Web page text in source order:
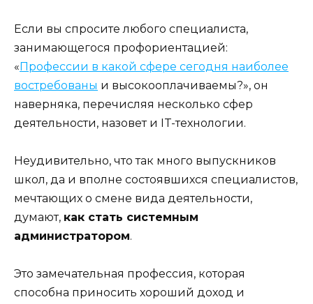
Если вы спросите любого специалиста,
занимающегося профориентацией:
«Профессии в какой сфере сегодня наиболее
востребованы и высокооплачиваемы?», он
наверняка, перечисляя несколько сфер
деятельности, назовет и IT-технологии.
Неудивительно, что так много выпускников
школ, да и вполне состоявшихся специалистов,
мечтающих о смене вида деятельности,
думают, как стать системным
администратором.
Это замечательная профессия, которая
способна приносить хороший доход и